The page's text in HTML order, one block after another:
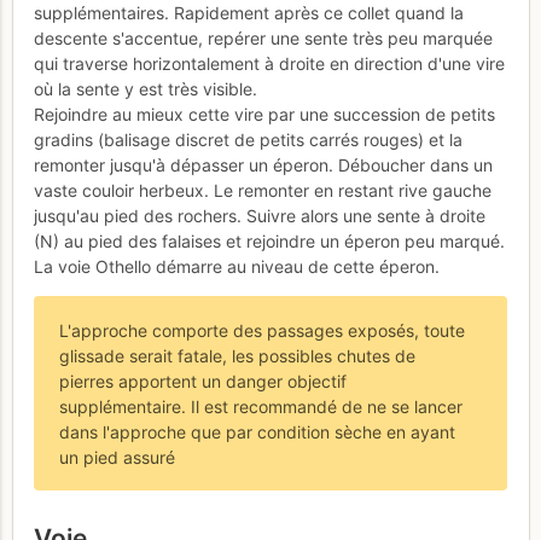
supplémentaires. Rapidement après ce collet quand la
descente s'accentue, repérer une sente très peu marquée
qui traverse horizontalement à droite en direction d'une vire
où la sente y est très visible.
Rejoindre au mieux cette vire par une succession de petits
gradins (balisage discret de petits carrés rouges) et la
remonter jusqu'à dépasser un éperon. Déboucher dans un
vaste couloir herbeux. Le remonter en restant rive gauche
jusqu'au pied des rochers. Suivre alors une sente à droite
(N) au pied des falaises et rejoindre un éperon peu marqué.
La voie Othello démarre au niveau de cette éperon.
L'approche comporte des passages exposés, toute
glissade serait fatale, les possibles chutes de
pierres apportent un danger objectif
supplémentaire. Il est recommandé de ne se lancer
dans l'approche que par condition sèche en ayant
un pied assuré